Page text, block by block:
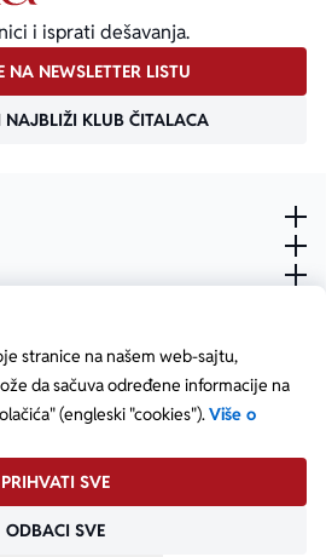
stranice na našem web-sajtu,
da sačuva određene informacije na
(engleski "cookies").Više o
PRIHVATI SVE
ODBACI SVE
i isprati dešavanja.
NA NEWSLETTER LISTU
KLUB ČITALACA
Starine Novaka 23, Beograd •
stranicustranicu
TikTok stranicu
našu LinkedIn stranicu